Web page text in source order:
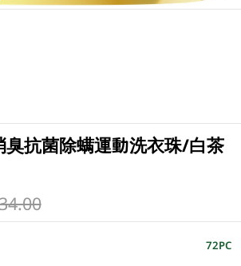
臭抗菌除螨運動洗衣珠/白茶
72PC